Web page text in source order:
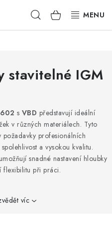
Hledat NÁKUPNÍ
KOŠÍK
stavitelné IGM
s VBD představují ideální
v různých materiálech. Tyto
profesionálních
a vysokou kvalitu.
snadné nastavení hloubky
flexibilitu při práci.
víc